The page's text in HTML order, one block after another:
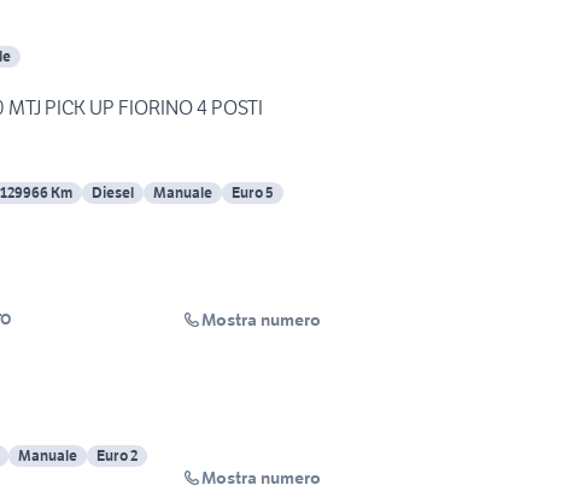
MTJ PICK UP FIORINO 4 POSTI
129966 Km Diesel Manuale Euro 5
Mostra numero
Manuale
Euro 2
Mostra numero